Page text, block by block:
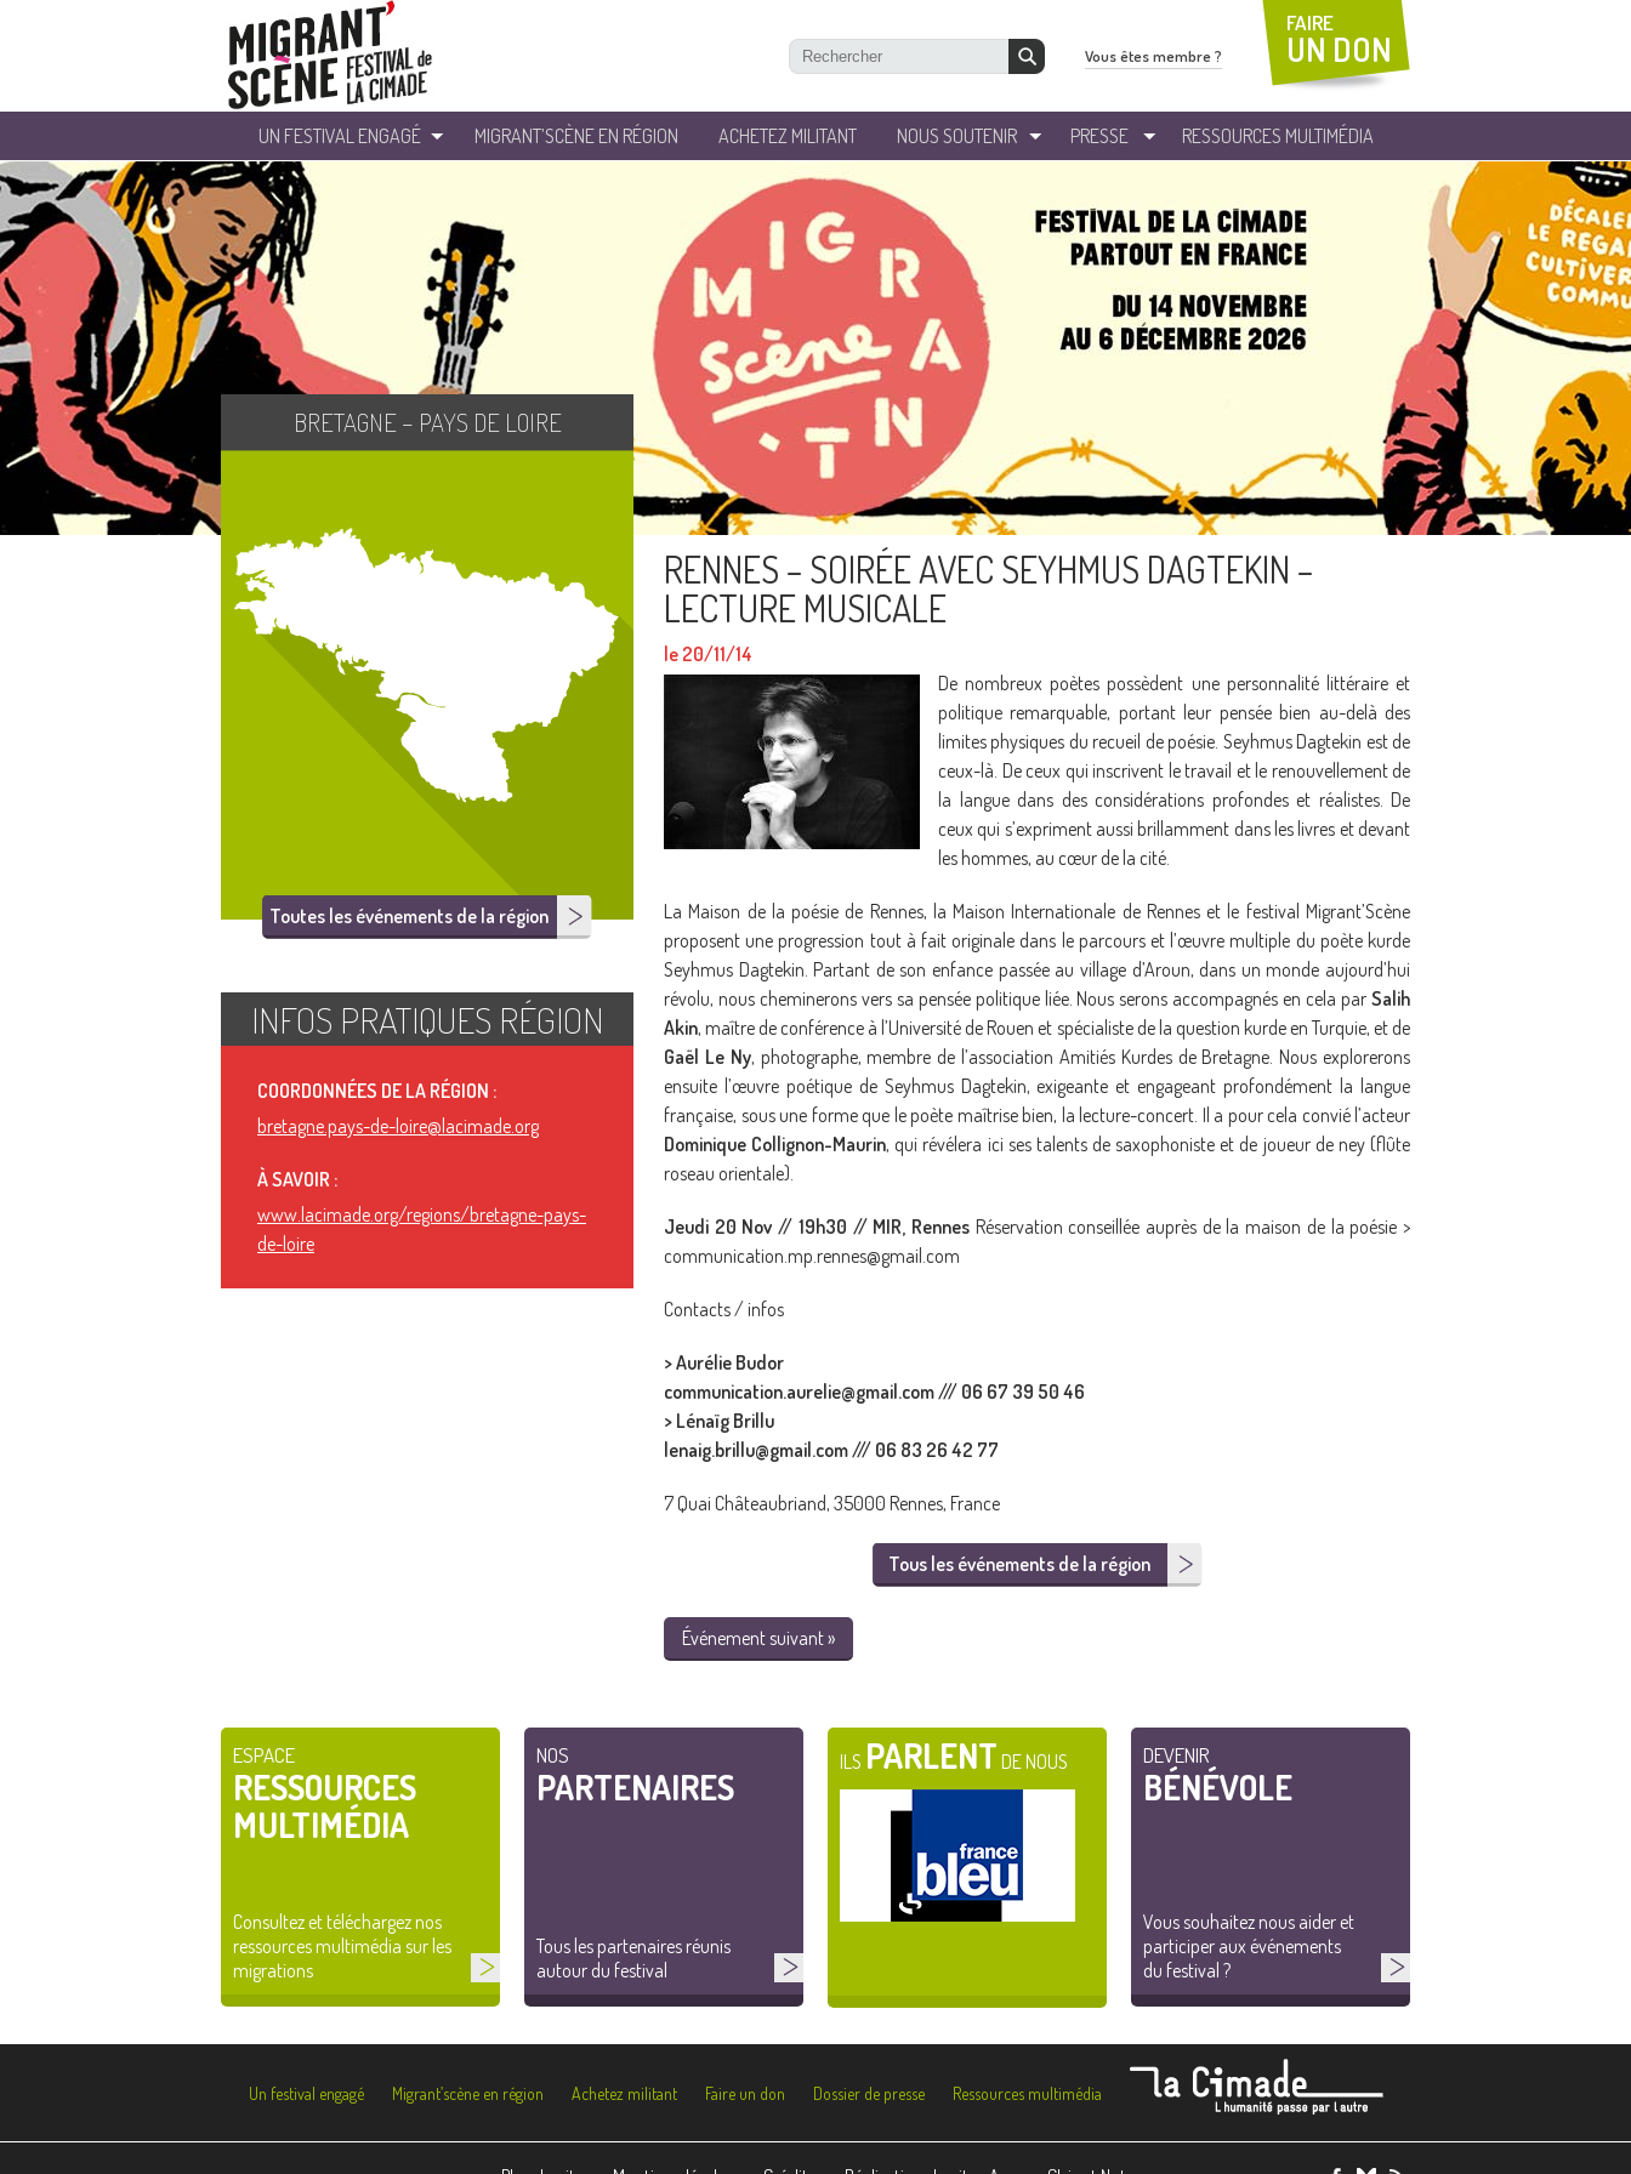
UN FESTIVAL ENGAGÉ MIGRANT’SCÈNE EN RÉGION ACHETEZ MILITANT NOUS SOUTENIR PRESSE RESSOURCES MULTIMÉDIA
Vous êtes membre ?
FAIRE
UN DON
RENNES – SOIRÉE AVEC SEYHMUS DAGTEKIN –
LECTURE MUSICALE
le 20/11/14
De nombreux poètes possèdent une personnalité littéraire et
politique remarquable, portant leur pensée bien au-delà des
limites physiques du recueil de poésie. Seyhmus Dagtekin est de
ceux-là. De ceux qui inscrivent le travail et le renouvellement de
la langue dans des considérations profondes et réalistes. De
ceux qui s’expriment aussi brillamment dans les livres et devant
les hommes, au cœur de la cité.
La Maison de la poésie de Rennes, la Maison Internationale de Rennes et le festival Migrant’Scène
proposent une progression tout à fait originale dans le parcours et l’œuvre multiple du poète kurde
Seyhmus Dagtekin. Partant de son enfance passée au village d’Aroun, dans un monde aujourd’hui
révolu, nous cheminerons vers sa pensée politique liée. Nous serons accompagnés en cela par Salih
Akin, maître de conférence à l’Université de Rouen et spécialiste de la question kurde en Turquie, et de
Gaël Le Ny, photographe, membre de l’association Amitiés Kurdes de Bretagne. Nous explorerons
ensuite l’œuvre poétique de Seyhmus Dagtekin, exigeante et engageant profondément la langue
française, sous une forme que le poète maîtrise bien, la lecture-concert. Il a pour cela convié l’acteur
Dominique Collignon-Maurin, qui révélera ici ses talents de saxophoniste et de joueur de ney (flûte
roseau orientale).
Jeudi 20 Nov // 19h30 // MIR, RennesRéservation conseillée auprès de la maison de la poésie >
communication.mp.rennes@gmail.com
Contacts / infos
> Aurélie Budor
communication.aurelie@gmail.com /// 06 67 39 50 46
> Lénaïg Brillu
lenaig.brillu@gmail.com /// 06 83 26 42 77
7 Quai Châteaubriand, 35000 Rennes, France
Tous les événements de la région
Événement suivant »
BRETAGNE – PAYS DE LOIRE
Toutes les événements de la région
INFOS PRATIQUES RÉGION
COORDONNÉES DE LA RÉGION :
bretagne.pays-de-loire@lacimade.org
À SAVOIR :
www.lacimade.org/regions/bretagne-pays-
de-loire
ESPACE
RESSOURCES
MULTIMÉDIA
Consultez et téléchargez nos
ressources multimédia sur les
migrations
NOS
PARTENAIRES
Tous les partenaires réunis
autour du festival
ILS PARLENT DE NOUS DEVENIR
BÉNÉVOLE
Vous souhaitez nous aider et
participer aux événements
du festival ?
Un festival engagé Migrant’scène en région Achetez militant Faire un don Dossier de presse Ressources multimédia